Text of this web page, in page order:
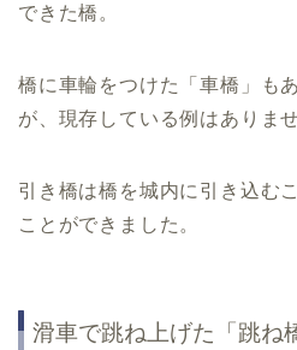
できた橋。
橋に車輪をつけた「車橋」も
が、現存している例はありませ
引き橋は橋を城内に引き込む
ことができました。
滑車で跳ね上げた「跳ね